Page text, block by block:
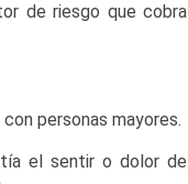
de riesgo que cobra
personas mayores.
el sentir o dolor de